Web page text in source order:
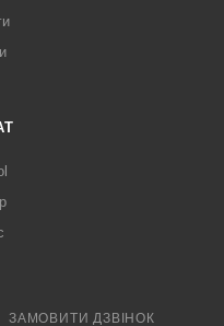
ЗАМОВИТИ ДЗВІНОК